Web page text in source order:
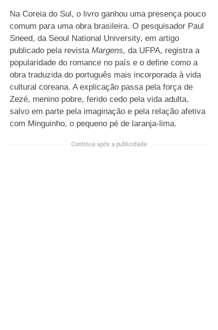
Na Coreia do Sul, o livro ganhou uma presença pouco
comum para uma obra brasileira. O pesquisador Paul
Sneed, da Seoul National University, em artigo
publicado pela revistaMargens, da UFPA, registra a
popularidade do romance no país e o define como a
obra traduzida do português mais incorporada à vida
cultural coreana. A explicação passa pela força de
Zezé, menino pobre, ferido cedo pela vida adulta,
salvo em parte pela imaginação e pela relação afetiva
com Minguinho, o pequeno pé de laranja-lima.
Continua após a publicidade